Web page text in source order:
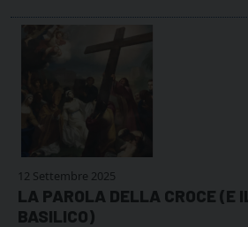
12 Settembre 2025
LA PAROLA DELLA CROCE (E
BASILICO)